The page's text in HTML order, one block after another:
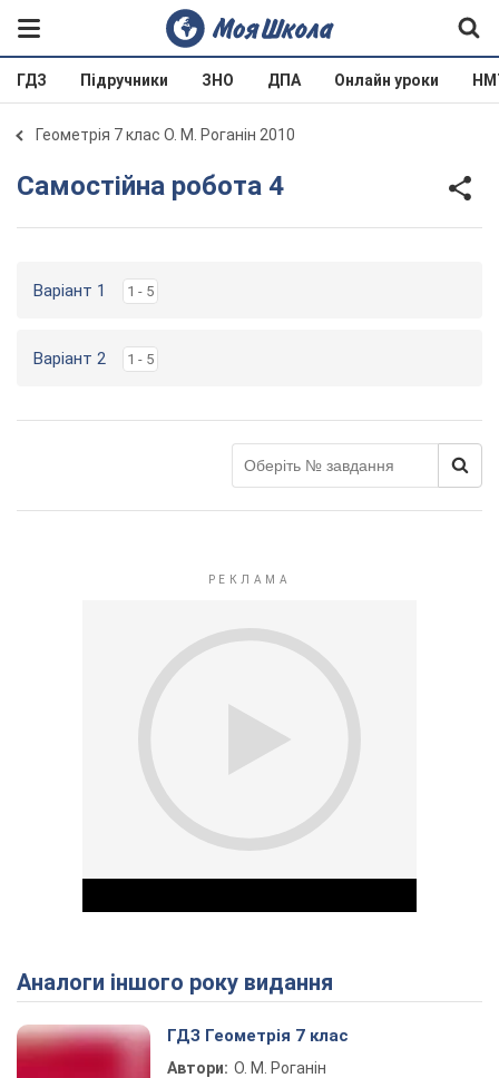
ГДЗ Підручники ЗНО ДПА Онлайн уроки
Геометрія 7 клас О. М. Роганін 2010
Самостійна робота 4
Варіант 1 1 - 5
Варіант 2 1 - 5
Play Video
Аналоги іншого року видання
ГДЗ Геометрія 7 клас
Автори: О. М. Роганін